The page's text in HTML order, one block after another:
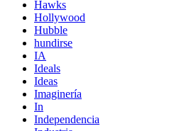
Hawks
Hollywood
Hubble
hundirse
IA
Ideals
Ideas
Imaginería
In
Independencia